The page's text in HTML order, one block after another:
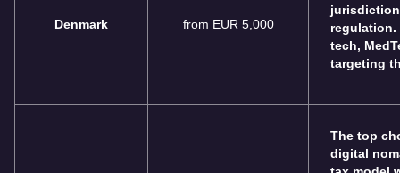
Denmark from EUR 5,000
regulation.
tech,
targeting
The top
digital